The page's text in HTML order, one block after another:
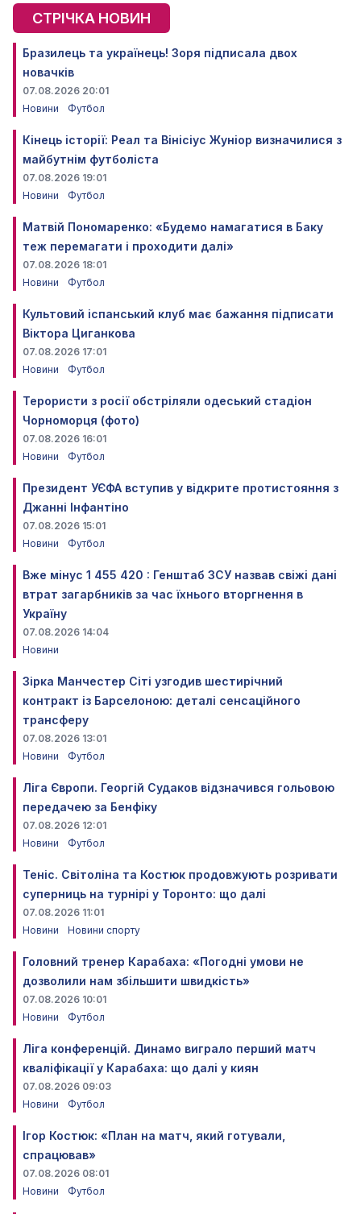
СТРІЧКА НОВИН
Бразилець та українець! Зоря підписала двох
новачків
07.08.2026 20:01
Новини
Футбол
Кінець історії: Реал та Вінісіус Жуніор визначилися з
майбутнім футболіста
07.08.2026 19:01
Новини
Футбол
Матвій Пономаренко: «Будемо намагатися в Баку
теж перемагати і проходити далі»
07.08.2026 18:01
Новини
Футбол
Культовий іспанський клуб має бажання підписати
Віктора Циганкова
07.08.2026 17:01
Новини
Футбол
Терористи з росії обстріляли одеський стадіон
Чорноморця (фото)
07.08.2026 16:01
Новини
Футбол
Президент УЄФА вступив у відкрите протистояння з
Джанні Інфантіно
07.08.2026 15:01
Новини
Футбол
Вже мінус 1 455 420 : Генштаб ЗСУ назвав свіжі дані
втрат загарбників за час їхнього вторгнення в
Україну
07.08.2026 14:04
Новини
Зірка Манчестер Сіті узгодив шестирічний
контракт із Барселоною: деталі сенсаційного
трансферу
07.08.2026 13:01
Новини
Футбол
Ліга Європи. Георгій Судаков відзначився гольовою
передачею за Бенфіку
07.08.2026 12:01
Новини
Футбол
Теніс. Світоліна та Костюк продовжують розривати
суперниць на турнірі у Торонто: що далі
07.08.2026 11:01
Новини
Новини спорту
Головний тренер Карабаха: «Погодні умови не
дозволили нам збільшити швидкість»
07.08.2026 10:01
Новини
Футбол
Ліга конференцій. Динамо виграло перший матч
кваліфікації у Карабаха: що далі у киян
07.08.2026 09:03
Новини
Футбол
Ігор Костюк: «План на матч, який готували,
спрацював»
07.08.2026 08:01
Новини
Футбол